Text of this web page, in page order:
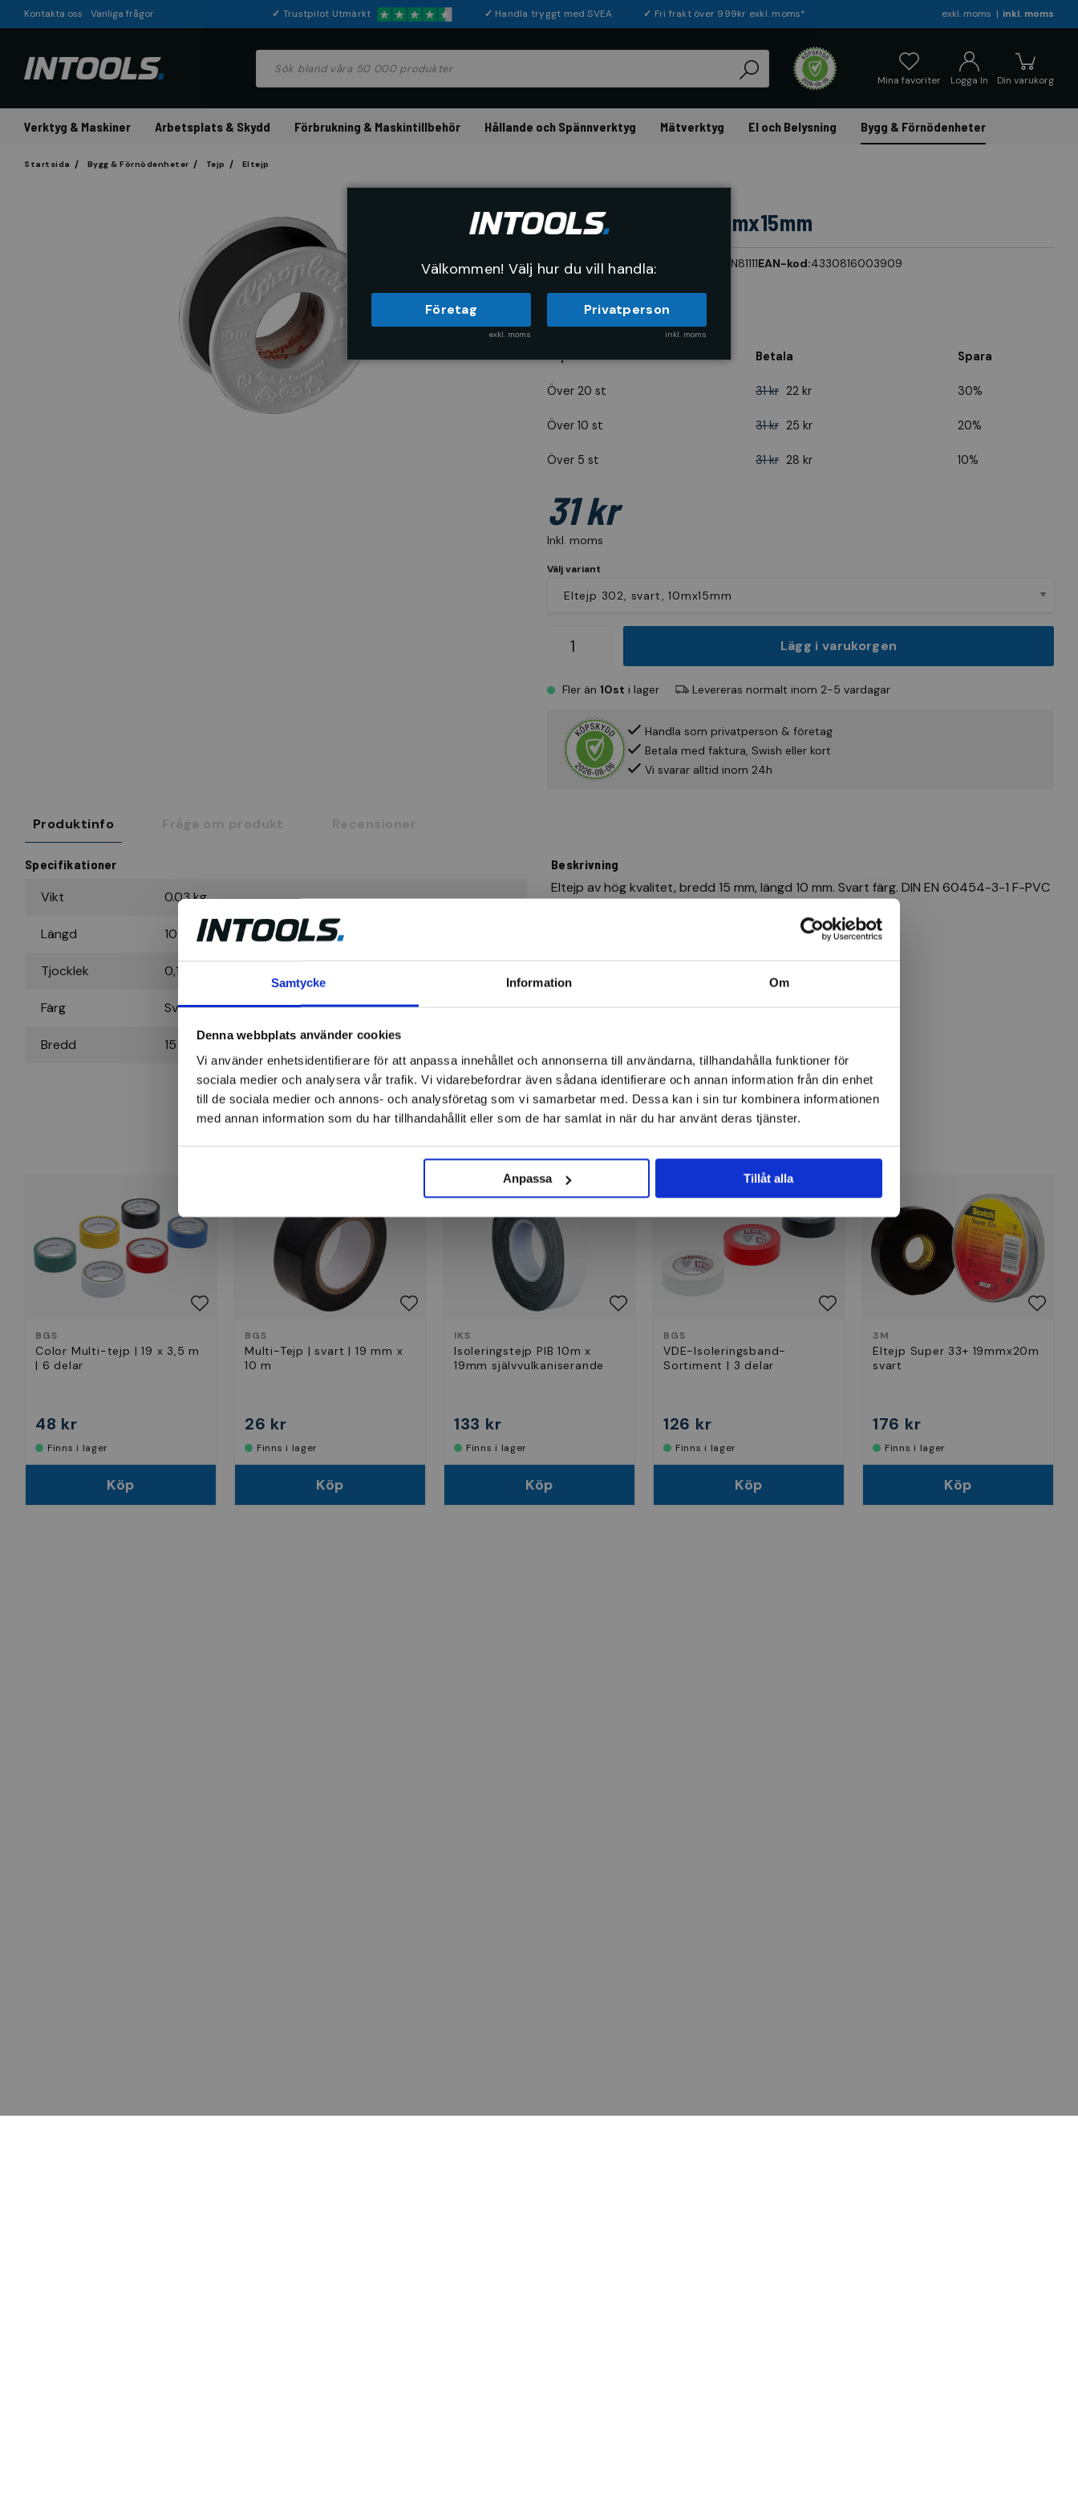
Samtycke Information Om
Denna webbplats använder cookies
Vi använder enhetsidentifierare för att anpassa innehållet och annonserna till användarna, tillhandahålla funktioner för
sociala medier och analysera vår trafik. Vi vidarebefordrar även sådana identifierare och annan information från din enhet
till de sociala medier och annons- och analysföretag som vi samarbetar med. Dessa kan i sin tur kombinera informationen
med annan information som du har tillhandahållit eller som de har samlat in när du har använt deras tjänster.
Anpassa Tillåt alla
exkl. moms inkl. moms
Kontakta oss Vanliga frågor ✓ Trustpilot Utmärkt ✓ Handla tryggt med SVEA ✓ Fri frakt över 999kr exkl. moms*
Din varukorg
Logga In
Mina favoriter
Verktyg & Maskiner Arbetsplats & Skydd Förbrukning & Maskintillbehör Hållande och Spännverktyg Mätverktyg El och Belysning Bygg & Förnödenheter
Startsida Bygg & Förnödenheter Tejp Eltejp
Eltejp 302, svart, 10mx15mm
Artikelnr:98210005Tillverkarnr: TN81111EAN-kod:4330816003909
Köp Betala Spara
Över 20 st 31 kr 22 kr 30%
Över 10 st 31 kr 25 kr 20%
Över 5 st 31 kr 28 kr 10%
Inkl. moms
31 kr
Välj variant
Lägg i varukorgen
Fler än 10st i lager Levereras normalt inom 2-5 vardagar
Handla som privatperson & företag
Betala med faktura, Swish eller kort
Vi svarar alltid inom 24h
Produktinfo Fråga om produkt Recensioner
Specifikationer
Vikt 0.03 kg
Längd 10 m
Tjocklek 0,15 mm
Färg Svart
Bredd 15 mm
Beskrivning
Eltejp av hög kvalitet, bredd 15 mm, längd 10 mm. Svart färg. DIN EN 60454-3-1 F-PVC
BGS
Color Multi-tejp | 19 x 3,5 m
| 6 delar
48 kr
Finns i lager
Köp
BGS
Multi-Tejp | svart | 19 mm x
10 m
26 kr
Finns i lager
Köp
IKS
Isoleringstejp PIB 10m x
19mm självvulkaniserande
133 kr
Finns i lager
Köp
BGS
VDE-Isoleringsband-
Sortiment | 3 delar
126 kr
Finns i lager
Köp
3M
Eltejp Super 33+ 19mmx20m
svart
176 kr
Finns i lager
Köp
Välkommen! Välj hur du vill handla:
Företag
exkl. moms
Privatperson
inkl. moms